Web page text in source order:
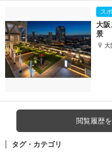
大
景
大
閲覧履歴
タグ・カテゴリ